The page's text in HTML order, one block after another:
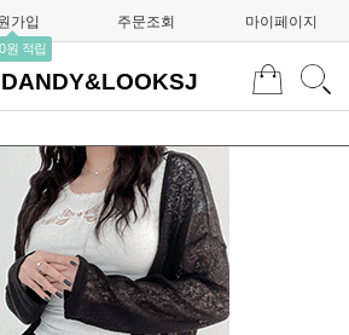
가입
원 적립
주문조회 마이페이지